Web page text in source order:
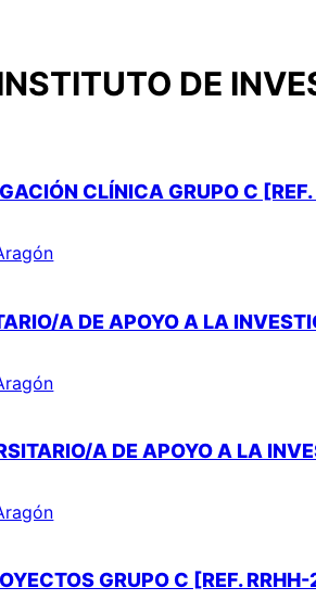
DE
CLÍNICA GRUPO C
A DE APOYO A LA
A DE APOYO A LA
GRUPO C [REF.